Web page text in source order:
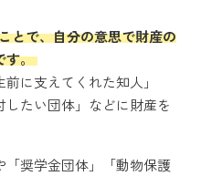
とで、自分の意思で財産の
す。
に支えてくれた知人」
したい団体」などに財産を
奨学金団体」「動物保護